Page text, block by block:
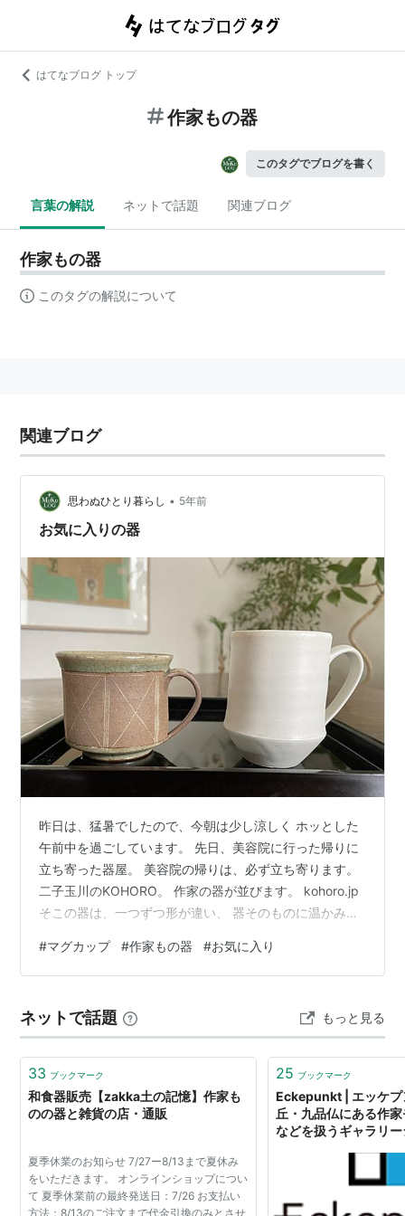
はてなブログ トップ
作家もの器
このタグでブログを書く
言葉の解説 ネットで話題 関連ブログ
作家もの器
このタグの解説について
関連ブログ
思わぬひとり暮らし • 5年前
お気に入りの器
昨日は、猛暑でしたので、今朝は少し涼しく ホッとした
午前中を過ごしています。 先日、美容院に行った帰りに
立ち寄った器屋。 美容院の帰りは、必ず立ち寄ります。
二子玉川のKOHORO。 作家の器が並びます。 kohoro.jp
そこの器は、一つずつ形が違い、 器そのものに温かみが
す。 どの作品も作家の感性と人生と愛情が詰まっていま
す。 そんな作家ものの器は、お値段もそこそこですので
があると １つ持ち帰ります。 今回は、境知子さんの作品
のカップ。 小ぶりでシンプルでいて、やさしいフォル
ム。 「か…
#マグカップ #作家もの器 #お気に入り
ネットで話題 もっと見る
33 ブックマーク
和食器販売【zakka土の記憶】作家も
のの器と雑貨の店・通販
夏季休業のお知らせ 7/27ー8/13まで夏休み
をいただきます。 オンラインショップについ
て 夏季休業前の最終発送日：7/26 お支払い
方法：8/13のご注文まで代金引換のみとさせ
25 ブックマーク
Eckepunkt | エッケプ
丘・九品仏にある作
などを扱うギャラリ